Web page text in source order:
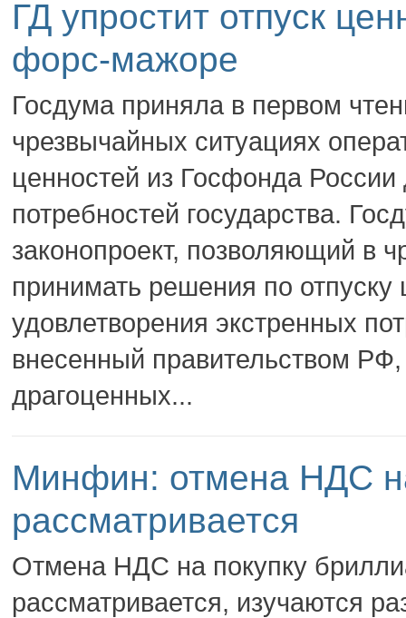
ГД упростит отпуск
форс-мажоре
Госдума приняла в первом
чрезвычайных ситуациях
ценностей из Госфонда
потребностей государства.
законопроект, позволяющий в
принимать решения по
удовлетворения экстренных
внесенный правительством
драгоценных...
Минфин: отмена НДС
рассматривается
Отмена НДС на покупку
рассматривается, изучаются